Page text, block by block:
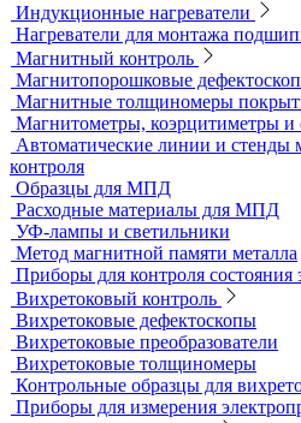
Индукционные нагреватели
Нагреватели для монтажа
Магнитный контроль
Магнитопорошковые
Магнитные толщиномеры
Магнитометры, коэрцитиметры и
Автоматические линии и стенды
контроля
Образцы для МПД
Расходные материалы для МПД
УФ-лампы и светильники
Метод магнитной памяти металла
Приборы для контроля
Вихретоковый контроль
Вихретоковые дефектоскопы
Вихретоковые преобразователи
Вихретоковые толщиномеры
Контрольные образцы для
Приборы для измерения